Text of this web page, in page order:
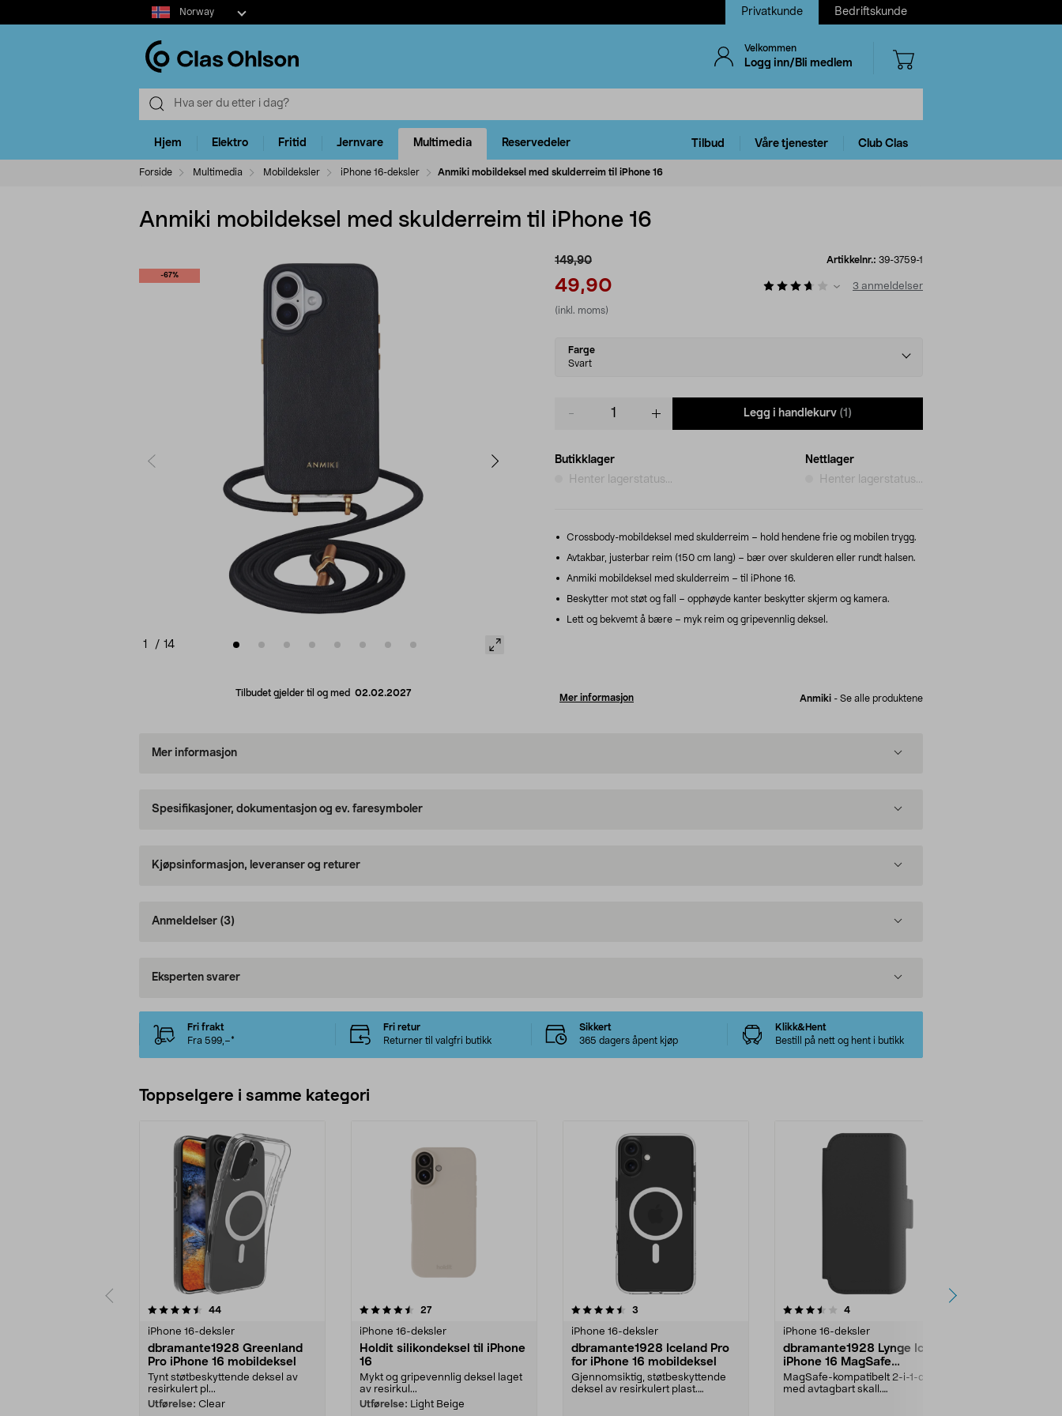
Select
market
Norway Privatkunde Bedriftskunde
Velkommen
Logg inn/Bli medlem
Hjem Elektro Fritid Jernvare Multimedia Reservedeler Tilbud Våre tjenester Club Clas
Forside Multimedia Mobildeksler iPhone 16-deksler Anmiki mobildeksel med skulderreim til iPhone 16
Anmiki mobildeksel med skulderreim til iPhone 16
-67%
1 / 14
Tilbudet gjelder til og med 02.02.2027
149,90
49,90
(inkl. moms)
Artikkelnr.: 39-3759-1
3 anmeldelser
Select
variant
Farge
Svart
Legg i handlekurv (1)
Butikklager
Henter lagerstatus...
Nettlager
Henter lagerstatus...
Crossbody-mobildeksel med skulderreim – hold hendene frie og mobilen trygg.
Avtakbar, justerbar reim (150 cm lang) – bær over skulderen eller rundt halsen.
Anmiki mobildeksel med skulderreim – til iPhone 16.
Beskytter mot støt og fall – opphøyde kanter beskytter skjerm og kamera.
Lett og bekvemt å bære – myk reim og gripevennlig deksel.
Mer informasjon Anmiki - Se alle produktene
Mer informasjon
Spesifikasjoner, dokumentasjon og ev. faresymboler
Kjøpsinformasjon, leveranser og returer
Anmeldelser (3)
Eksperten svarer
Fri frakt
Fra 599,–*
Fri retur
Returner til valgfri butikk
Sikkert
365 dagers åpent kjøp
Klikk&Hent
Bestill på nett og hent i butikk
Toppselgere i samme kategori
44anmeldelser
iPhone 16-deksler
dbramante1928 Greenland
Pro iPhone 16 mobildeksel
Tynt støtbeskyttende deksel av
resirkulert pl...
Utførelse: Clear
4.5 av 5 stjerner 27anmeldelser
iPhone 16-deksler
Holdit silikondeksel til iPhone
16
Mykt og gripevennlig deksel laget
av resirkul...
Utførelse: Light Beige
4.5 av 5 stjerner 3
iPhone 16-deksler
dbramante1928 Iceland Pro
for iPhone 16 mobildeksel
Gjennomsiktig, støtbeskyttende
deksel av resirkulert plast.
3.5 av 5 stjerner 4anmeldelser
iPhone 16-deksler
dbramante1928 Lynge Icon
iPhone 16 MagSafe
mobillommebok
MagSafe-kompatibelt 2-i-1-deksel
med avtagbart skall.
5.0 av 5 stjerner